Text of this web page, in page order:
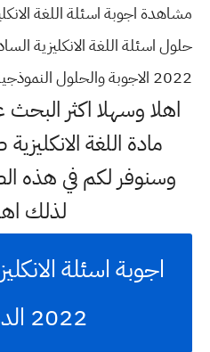
حلول اسئلة اللغة الانكليزية
2022 الاجوبة والحلول النموذجية
اهلا وسهلا اكثر
مادة اللغة
وسنوفر لكم في هذه
لذلك
اجوبة اسئلة
2022 الدور الاول